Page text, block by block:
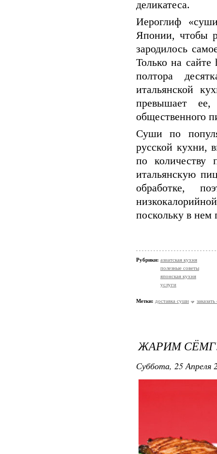
деликатеса.
Иероглиф
Японии, чтобы
зародилось
Только на
полтора
итальянской
превышает ее,
общественного
Суши по
русской кухни,
по количеству
итальянскую
обработке,
поскольку в нем
Рубрики: азиатская кухня
полезные советы
японская кухня
услуги
Метки: доставка суши
ЖАРИМ
Суббота, 25 Апреля